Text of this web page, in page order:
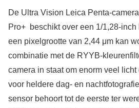
De Ultra Vision Leica Penta-
Pro+ beschikt over een 1/1,28-
een pixelgrootte van 2,44 μm kan
combinatie met de RYYB-
camera in staat om enorm veel
voor heldere dag- en
sensor behoort tot de eerste ter